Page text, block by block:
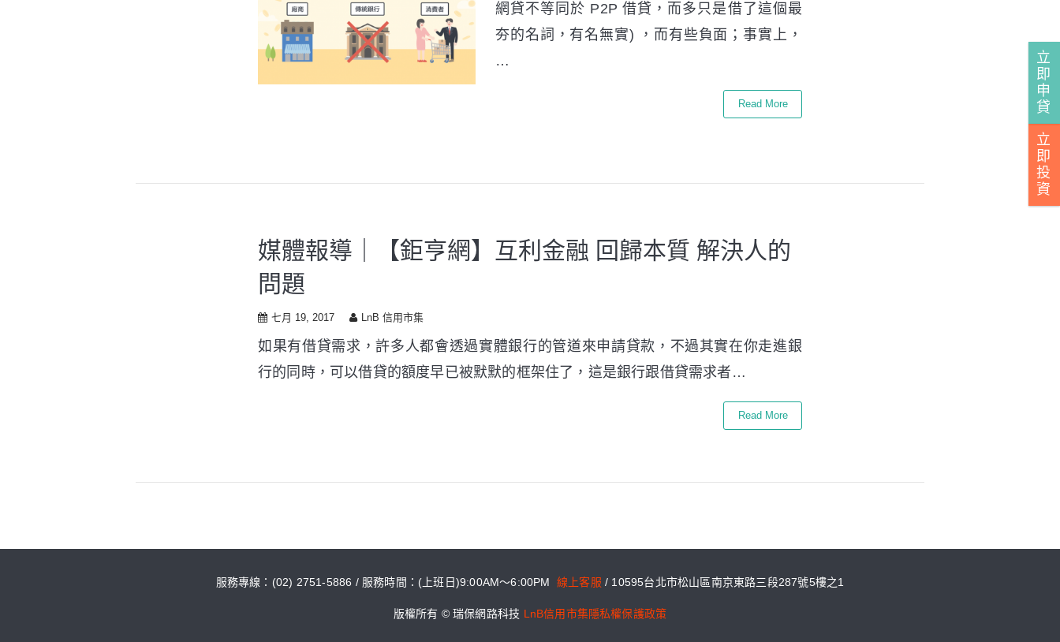
網貸不等同於 P2P 借貸，而多只是借了這個最
夯的名詞，有名無實) ，而有些負面；事實上，
…
Read More
媒體報導｜【鉅亨網】互利金融 回歸本質 解決人的
問題
七月 19, 2017 LnB 信用市集
如果有借貸需求，許多人都會透過實體銀行的管道來申請貸款，不過其實在你走進銀
行的同時，可以借貸的額度早已被默默的框架住了，這是銀行跟借貸需求者…
Read More
服務專線：(02) 2751-5886 / 服務時間：(上班日)9:00AM～6:00PM 線上客服 / 10595台北市松山區南京東路三段287號5樓之1
版權所有 © 瑞保網路科技 LnB信用市集隱私權保護政策
立
即
申
貸
立
即
投
資